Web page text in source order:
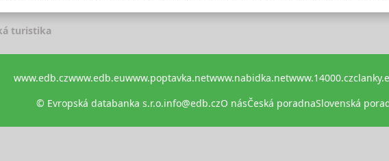
turistika
www.edb.czwww.edb.euwww.poptavka.netwww.nabidka.netwww.14000.cz
© Evropská databanka s.r.o.info@edb.czO násČeská poradnaSlovenská